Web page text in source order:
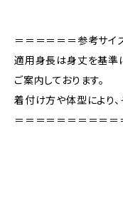
＝＝＝＝＝＝参考サイ
適用身長は身丈を基準
ご案内しております。
着付け方や体型により
＝＝＝＝＝＝＝＝＝